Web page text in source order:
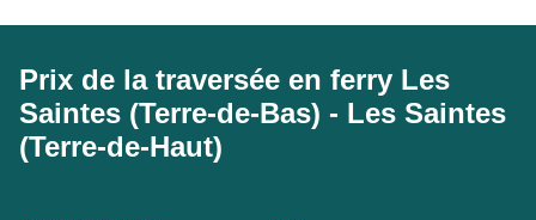
Prix de la traversée en ferry Les
Saintes (Terre-de-Bas) - Les Saintes
(Terre-de-Haut)